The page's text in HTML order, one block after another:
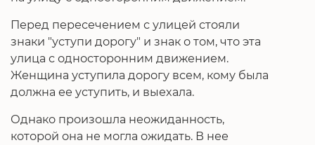
Перед пересечением с улицей стояли
знаки "уступи дорогу" и знак о том, что эта
улица с односторонним движением.
Женщина уступила дорогу всем, кому была
должна ее уступить, и выехала.
Однако произошла неожиданность,
которой она не могла ожидать. В нее